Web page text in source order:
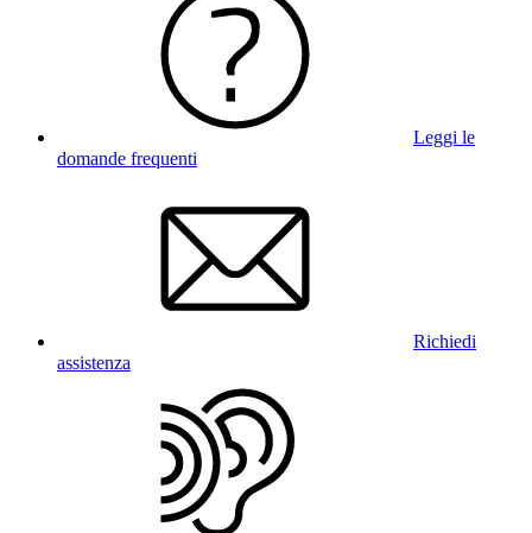
Leggi le
domande frequenti
Richiedi
assistenza